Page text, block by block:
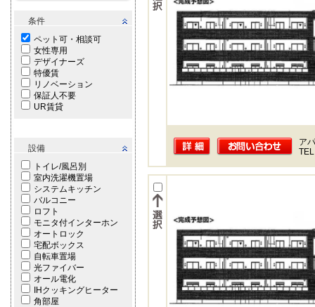
条件
ペット可・相談可
女性専用
デザイナーズ
特優賃
リノベーション
保証人不要
UR賃貸
設備
トイレ/風呂別
室内洗濯機置場
システムキッチン
バルコニー
ロフト
モニタ付インターホン
オートロック
宅配ボックス
自転車置場
光ファイバー
オール電化
IHクッキングヒーター
角部屋
ア